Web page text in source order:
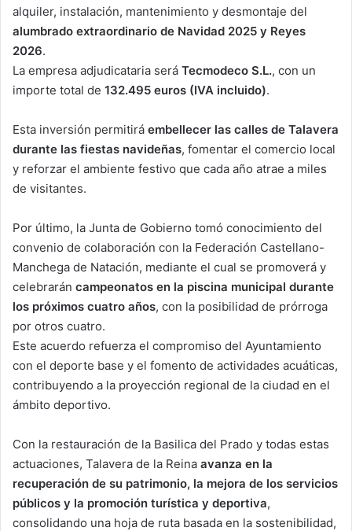
alquiler, instalación, mantenimiento y desmontaje del
alumbrado extraordinario de Navidad 2025 y Reyes
2026.
La empresa adjudicataria será Tecmodeco S.L., con un
importe total de 132.495 euros (IVA incluido).
Esta inversión permitirá embellecer las calles de Talavera
durante las fiestas navideñas, fomentar el comercio local
y reforzar el ambiente festivo que cada año atrae a miles
de visitantes.
Por último, la Junta de Gobierno tomó conocimiento del
convenio de colaboración con la Federación Castellano-
Manchega de Natación, mediante el cual se promoverá y
celebrarán campeonatos en la piscina municipal durante
los próximos cuatro años, con la posibilidad de prórroga
por otros cuatro.
Este acuerdo refuerza el compromiso del Ayuntamiento
con el deporte base y el fomento de actividades acuáticas,
contribuyendo a la proyección regional de la ciudad en el
ámbito deportivo.
Con la restauración de la Basilica del Prado y todas estas
actuaciones, Talavera de la Reina avanza en la
recuperación de su patrimonio, la mejora de los servicios
públicos y la promoción turística y deportiva,
consolidando una hoja de ruta basada en la sostenibilidad,